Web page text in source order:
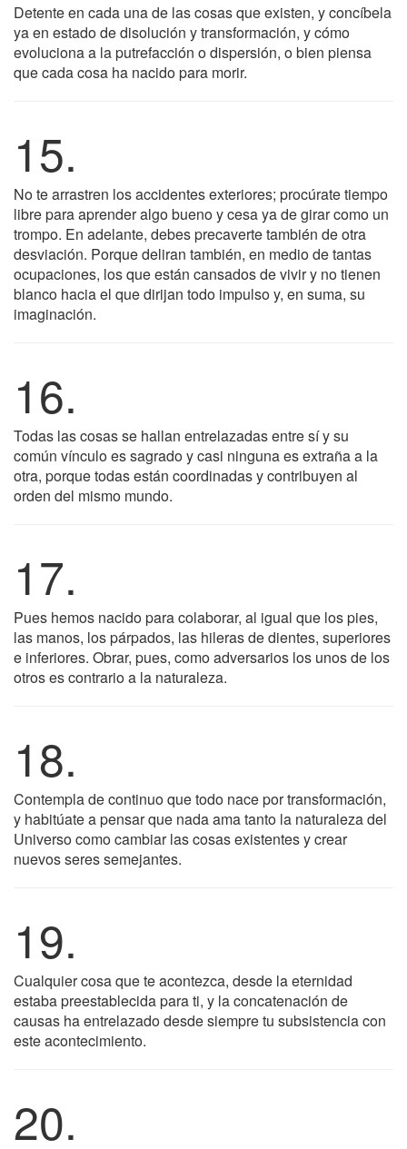
Detente en cada una de las cosas que existen, y concíbela
ya en estado de disolución y transformación, y cómo
evoluciona a la putrefacción o dispersión, o bien piensa
que cada cosa ha nacido para morir.
15.
No te arrastren los accidentes exteriores; procúrate tiempo
libre para aprender algo bueno y cesa ya de girar como un
trompo. En adelante, debes precaverte también de otra
desviación. Porque deliran también, en medio de tantas
ocupaciones, los que están cansados de vivir y no tienen
blanco hacia el que dirijan todo impulso y, en suma, su
imaginación.
16.
Todas las cosas se hallan entrelazadas entre sí y su
común vínculo es sagrado y casi ninguna es extraña a la
otra, porque todas están coordinadas y contribuyen al
orden del mismo mundo.
17.
Pues hemos nacido para colaborar, al igual que los pies,
las manos, los párpados, las hileras de dientes, superiores
e inferiores. Obrar, pues, como adversarios los unos de los
otros es contrario a la naturaleza.
18.
Contempla de continuo que todo nace por transformación,
y habitúate a pensar que nada ama tanto la naturaleza del
Universo como cambiar las cosas existentes y crear
nuevos seres semejantes.
19.
Cualquier cosa que te acontezca, desde la eternidad
estaba preestablecida para ti, y la concatenación de
causas ha entrelazado desde siempre tu subsistencia con
este acontecimiento.
20.